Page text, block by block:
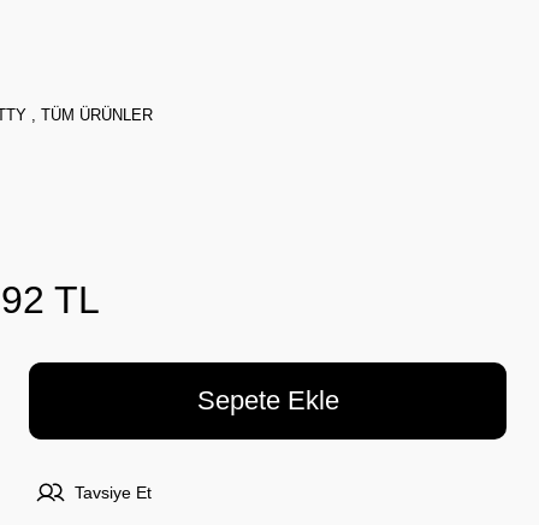
, TÜM ÜRÜNLER
TL
Sepete Ekle
Tavsiye Et